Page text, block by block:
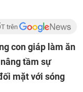
trên
con giáp làm ăn
tầm sự
mặt với sóng